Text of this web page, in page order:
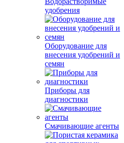
удобрения
Оборудование для
внесения удобрений и
семян
Приборы для
диагностики
Смачивающие агенты